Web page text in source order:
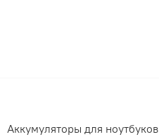
Аккумуляторы для ноутбуков